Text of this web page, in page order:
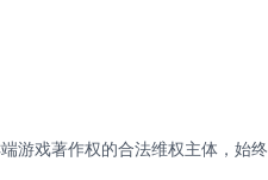
游戏著作权的合法维权主体，始终